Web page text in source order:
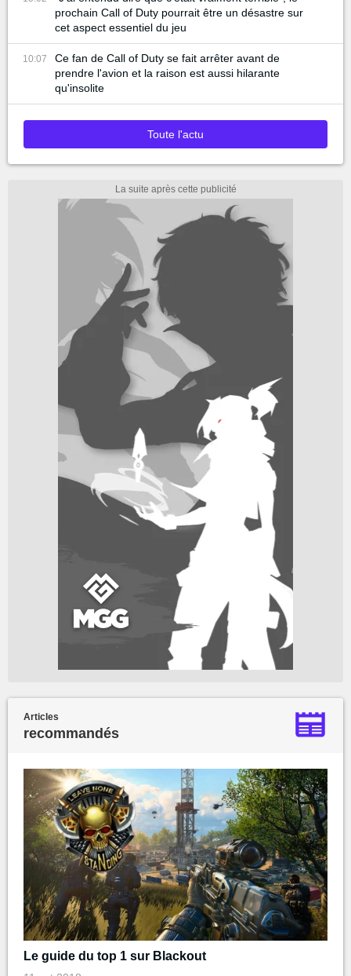
prochain Call of Duty pourrait être un désastre sur
cet aspect essentiel du jeu
10:07
Ce fan de Call of Duty se fait arrêter avant de
prendre l'avion et la raison est aussi hilarante
qu'insolite
Toute l'actu
Articles
recommandés
Le guide du top 1 sur Blackout